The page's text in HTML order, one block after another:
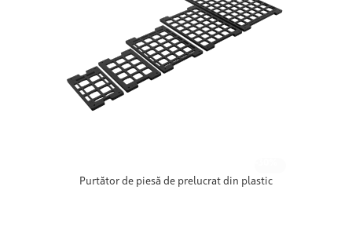
Purtător de piesă de prelucrat din plastic